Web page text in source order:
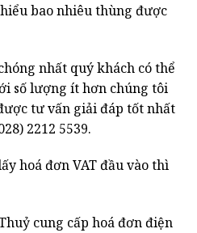
bao nhiêu thùng được
nhất quý khách có thể
số lượng ít hơn chúng tôi
tư vấn giải đáp tốt nhất
2212 5539.
hoá đơn VAT đầu vào thì
cung cấp hoá đơn điện